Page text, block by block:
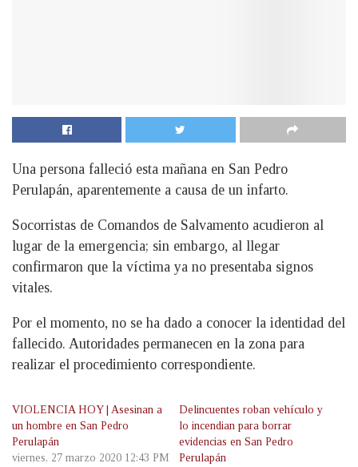
Una persona falleció esta mañana en San Pedro
Perulapán, aparentemente a causa de un infarto.
Socorristas de Comandos de Salvamento acudieron al
lugar de la emergencia; sin embargo, al llegar
confirmaron que la víctima ya no presentaba signos
vitales.
Por el momento, no se ha dado a conocer la identidad del
fallecido. Autoridades permanecen en la zona para
realizar el procedimiento correspondiente.
VIOLENCIA HOY | Asesinan a
un hombre en San Pedro
Perulapán
viernes, 27 marzo 2020 12:43 PM
Delincuentes roban vehículo y
lo incendian para borrar
evidencias en San Pedro
Perulapán